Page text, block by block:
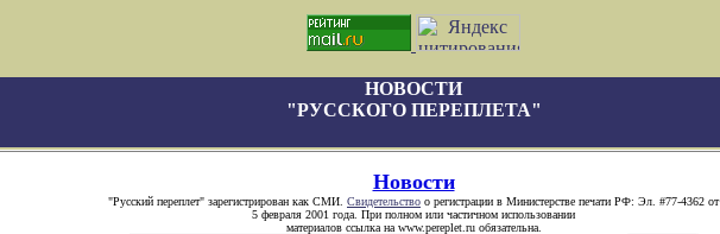
НОВОСТИ
"РУССКОГО ПЕРЕПЛЕТА"
Новости
"Русский переплет" зарегистрирован как СМИ. Свидетельство о регистрации в Министерстве печати РФ: Эл. #77-4362 от
5 февраля 2001 года. При полном или частичном использовании
материалов ссылка на www.pereplet.ru обязательна.